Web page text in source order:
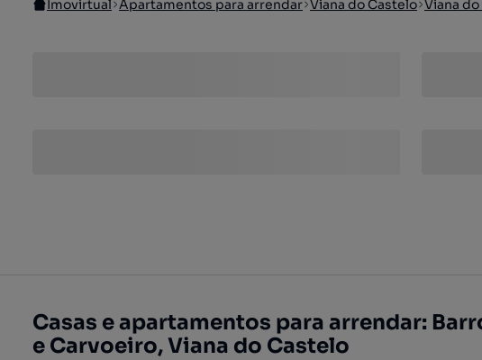
Imovirtual Apartamentos para arrendar Viana do Castelo Viana
Casas e apartamentos para arrendar:
e Carvoeiro, Viana do Castelo